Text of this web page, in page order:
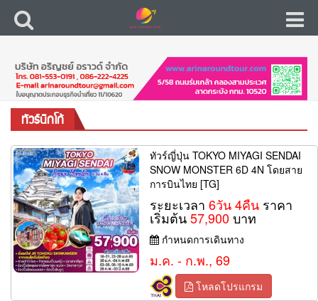
ทัวร์นิกโก้
ทัวร์ญี่ปุ่น TOKYO MIYAGI SENDAI
SNOW MONSTER 6D 4N โดยสาย
การบินไทย [TG]
ระยะเวลา6วัน 4คืน ราคา
เริ่มต้น57,900บาท
กำหนดการเดินทาง
ม.ค. - ก.พ., 69
โหลดโปรแกรม